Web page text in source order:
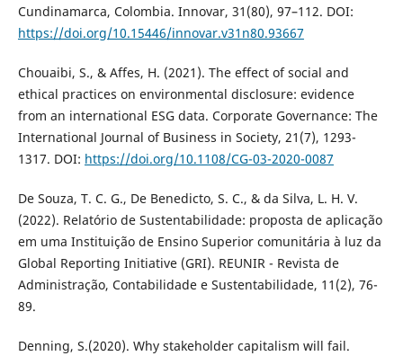
Cundinamarca, Colombia. Innovar, 31(80), 97–112. DOI:
https://doi.org/10.15446/innovar.v31n80.93667
Chouaibi, S., & Affes, H. (2021). The effect of social and
ethical practices on environmental disclosure: evidence
from an international ESG data. Corporate Governance: The
International Journal of Business in Society, 21(7), 1293-
1317. DOI: https://doi.org/10.1108/CG-03-2020-0087
De Souza, T. C. G., De Benedicto, S. C., & da Silva, L. H. V.
(2022). Relatório de Sustentabilidade: proposta de aplicação
em uma Instituição de Ensino Superior comunitária à luz da
Global Reporting Initiative (GRI). REUNIR - Revista de
Administração, Contabilidade e Sustentabilidade, 11(2), 76-
89.
Denning, S.(2020). Why stakeholder capitalism will fail.